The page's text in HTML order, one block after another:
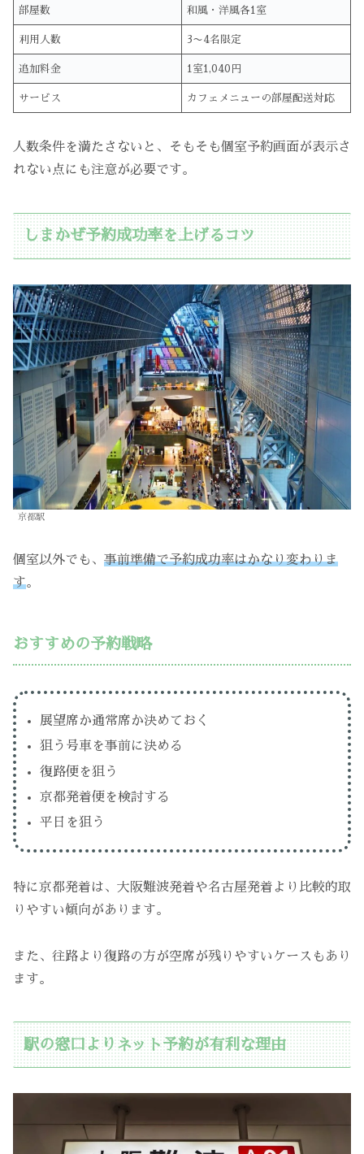
部屋数 和風・洋風各1室
利用人数 3〜4名限定
追加料金 1室1,040円
サービス カフェメニューの部屋配送対応
人数条件を満たさないと、そもそも個室予約画面が表示さ
れない点にも注意が必要です。
しまかぜ予約成功率を上げるコツ
京都駅
個室以外でも、 事前準備で予約成功率はかなり変わりま
す。
おすすめの予約戦略
展望席か通常席か決めておく
狙う号車を事前に決める
復路便を狙う
京都発着便を検討する
平日を狙う
特に京都発着は、大阪難波発着や名古屋発着より比較的取
りやすい傾向があります。
また、往路より復路の方が空席が残りやすいケースもあり
ます。
駅の窓口よりネット予約が有利な理由